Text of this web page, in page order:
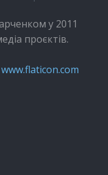
у 2011
проєктів.
www.flaticon.com